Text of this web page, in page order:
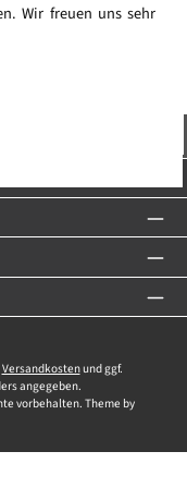
Wir freuen uns sehr
Versandkostenund ggf.
angegeben.
vorbehalten. Theme by